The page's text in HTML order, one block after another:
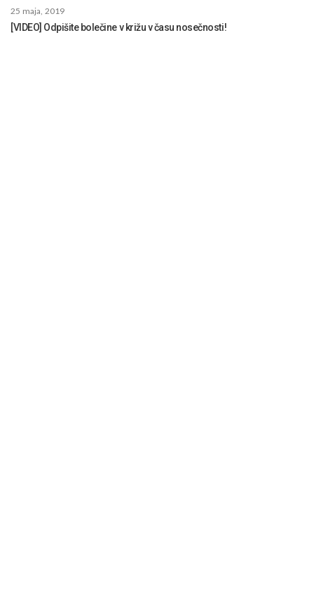
25 maja, 2019
[VIDEO] Odpišite bolečine v križu v času nosečnosti!